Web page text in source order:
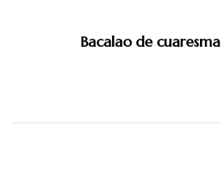
Bacalao de cuaresma